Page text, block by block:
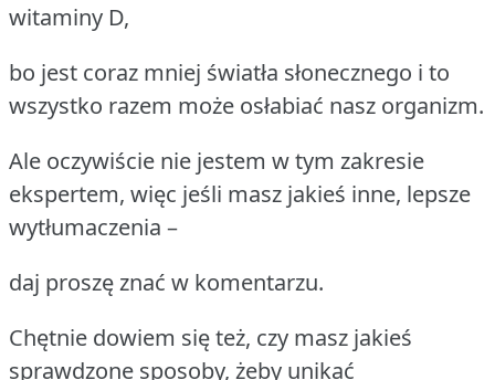
witaminy D,
bo jest coraz mniej światła słonecznego i to
wszystko razem może osłabiać nasz organizm.
Ale oczywiście nie jestem w tym zakresie
ekspertem, więc jeśli masz jakieś inne, lepsze
wytłumaczenia –
daj proszę znać w komentarzu.
Chętnie dowiem się też, czy masz jakieś
sprawdzone sposoby, żeby unikać